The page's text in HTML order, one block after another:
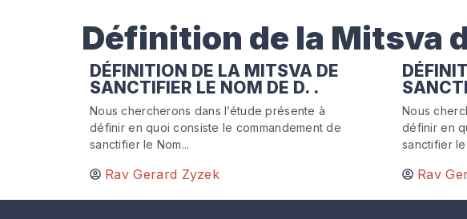
Définition de la Mitsva
DÉFINITION DE LA MITSVA DE
SANCTIFIER LE NOM DE D. .
Nous chercherons dans l’étude présente à
définir en quoi consiste le commandement de
sanctifier le Nom...
Rav Gerard Zyzek
Nous
définir en
sanctifier le
Rav